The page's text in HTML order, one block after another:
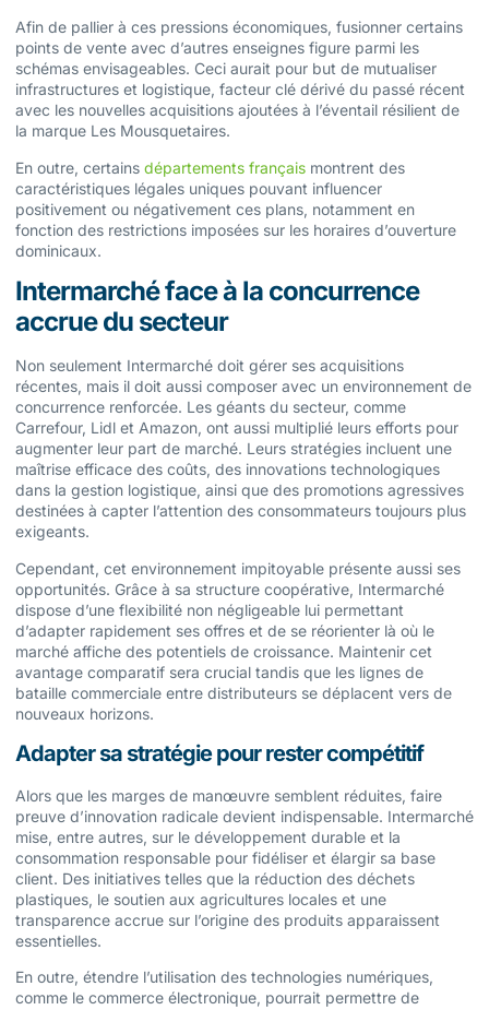
Afin de pallier à ces pressions économiques, fusionner certains
points de vente avec d’autres enseignes figure parmi les
schémas envisageables. Ceci aurait pour but de mutualiser
infrastructures et logistique, facteur clé dérivé du passé récent
avec les nouvelles acquisitions ajoutées à l’éventail résilient de
la marque Les Mousquetaires.
En outre, certains départements français montrent des
caractéristiques légales uniques pouvant influencer
positivement ou négativement ces plans, notamment en
fonction des restrictions imposées sur les horaires d’ouverture
dominicaux.
Intermarché face à la concurrence
accrue du secteur
Non seulement Intermarché doit gérer ses acquisitions
récentes, mais il doit aussi composer avec un environnement de
concurrence renforcée. Les géants du secteur, comme
Carrefour, Lidl et Amazon, ont aussi multiplié leurs efforts pour
augmenter leur part de marché. Leurs stratégies incluent une
maîtrise efficace des coûts, des innovations technologiques
dans la gestion logistique, ainsi que des promotions agressives
destinées à capter l’attention des consommateurs toujours plus
exigeants.
Cependant, cet environnement impitoyable présente aussi ses
opportunités. Grâce à sa structure coopérative, Intermarché
dispose d’une flexibilité non négligeable lui permettant
d’adapter rapidement ses offres et de se réorienter là où le
marché affiche des potentiels de croissance. Maintenir cet
avantage comparatif sera crucial tandis que les lignes de
bataille commerciale entre distributeurs se déplacent vers de
nouveaux horizons.
Adapter sa stratégie pour rester compétitif
Alors que les marges de manœuvre semblent réduites, faire
preuve d’innovation radicale devient indispensable. Intermarché
mise, entre autres, sur le développement durable et la
consommation responsable pour fidéliser et élargir sa base
client. Des initiatives telles que la réduction des déchets
plastiques, le soutien aux agricultures locales et une
transparence accrue sur l’origine des produits apparaissent
essentielles.
En outre, étendre l’utilisation des technologies numériques,
comme le commerce électronique, pourrait permettre de